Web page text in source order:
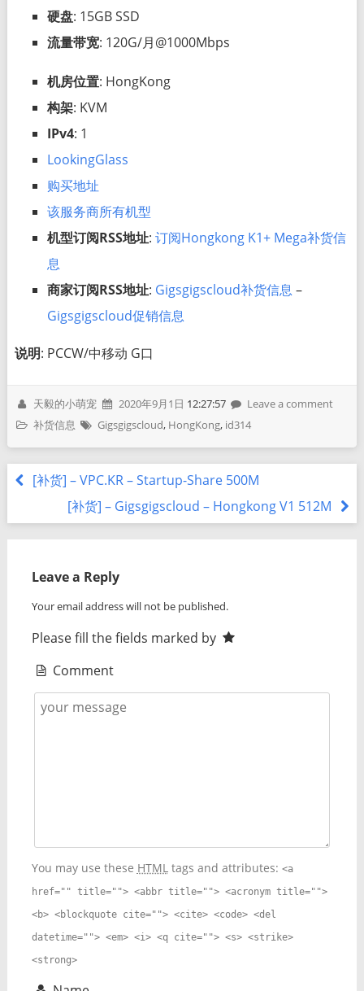
硬盘: 15GB SSD
流量带宽: 120G/月@1000Mbps
机房位置: HongKong
构架: KVM
IPv4: 1
LookingGlass
购买地址
该服务商所有机型
机型订阅RSS地址: 订阅Hongkong K1+ Mega补货信
息
商家订阅RSS地址: Gigsgigscloud补货信息 –
Gigsgigscloud促销信息
说明: PCCW/中移动 G口
天毅的小萌宠 2020年9月1日 12:27:57
Leave a comment
补货信息
Gigsgigscloud, HongKong, id314
[补货] – VPC.KR – Startup-Share 500M
[补货] – Gigsgigscloud – Hongkong V1 512M
Leave a Reply
Your email address will not be published.
Please fill the fields marked by
Comment
You may use these HTMLtags and attributes: <a
href="" title=""> <abbr title=""> <acronym title="">
<b> <blockquote cite=""> <cite> <code> <del
datetime=""> <em> <i> <q cite=""> <s> <strike>
<strong>